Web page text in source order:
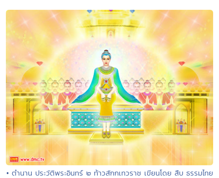
• ตำนาน ประวัติพระอินทร์ ๒ ท้าวสักกเทวราช เขียนโดย สืบ ธรรมไทย